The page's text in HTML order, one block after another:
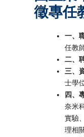
徵專任
一、
任教
二、
三、
士學
四、
奈米
實驗
理相